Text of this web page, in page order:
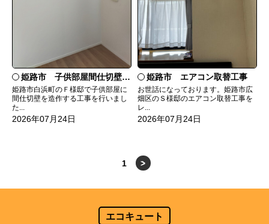
姫路市 子供部屋間仕切壁造作
姫路市白浜町のＦ様邸で子供部屋に
間仕切壁を造作する工事を行いまし
た...
2026年07月24日
姫路市 エアコン取替工事
お世話になっております。姫路市広
畑区のＳ様邸のエアコン取替工事を
レ...
2026年07月24日
1 >
エコキュート